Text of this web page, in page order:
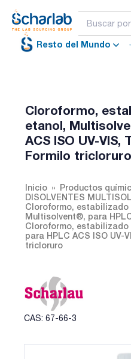
Resto del Mundo
Cloroformo,
etanol,
ACS ISO UV-
Formilo tricloruro
Inicio
Productos
DISOLVENTES
Cloroformo, estabilizado
Multisolvent®, para
Cloroformo,
para HPLC ACS ISO
tricloruro
CAS: 67-66-3